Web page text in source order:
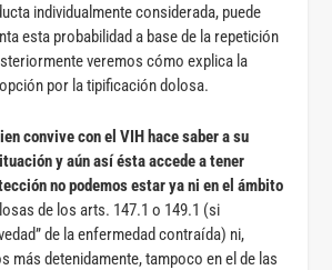
individualmente considerada, puede
esta probabilidad a base de la repetición
veremos cómo explica la
por la tipificación dolosa.
convive con el VIH hace saber a su
y aún así ésta accede a tener
no podemos estar ya ni en el ámbito
de los arts. 147.1 o 149.1 (si
de la enfermedad contraída) ni,
más detenidamente, tampoco en el de las